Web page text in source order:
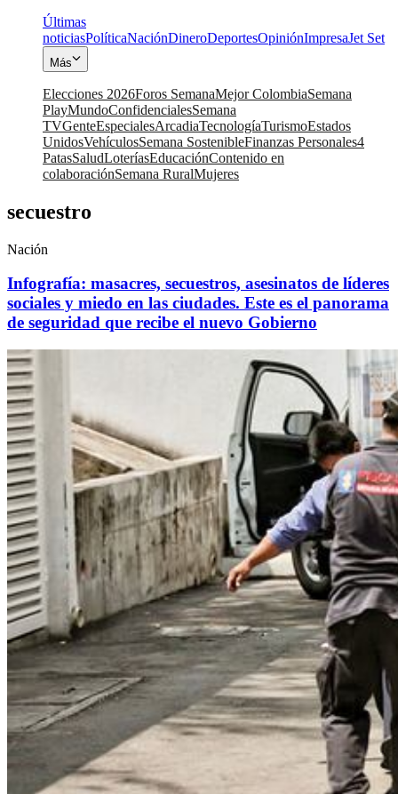
Últimas
noticiasPolíticaNaciónDineroDeportesOpiniónImpresaJet Set
Más
Elecciones 2026Foros SemanaMejor ColombiaSemana
PlayMundoConfidencialesSemana
TVGenteEspecialesArcadiaTecnologíaTurismoEstados
UnidosVehículosSemana SostenibleFinanzas Personales4
PatasSaludLoteríasEducaciónContenido en
colaboraciónSemana RuralMujeres
secuestro
Nación
Infografía: masacres, secuestros, asesinatos de líderes
sociales y miedo en las ciudades. Este es el panorama
de seguridad que recibe el nuevo Gobierno